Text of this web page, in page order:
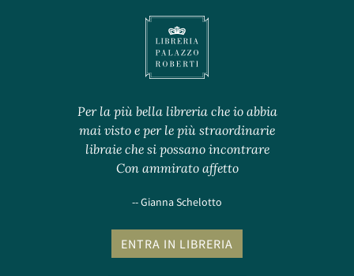
Per la più bella libreria che io abbia
mai visto e per le più straordinarie
libraie che si possano incontrare
Con ammirato affetto
-- Gianna Schelotto
ENTRA IN LIBRERIA